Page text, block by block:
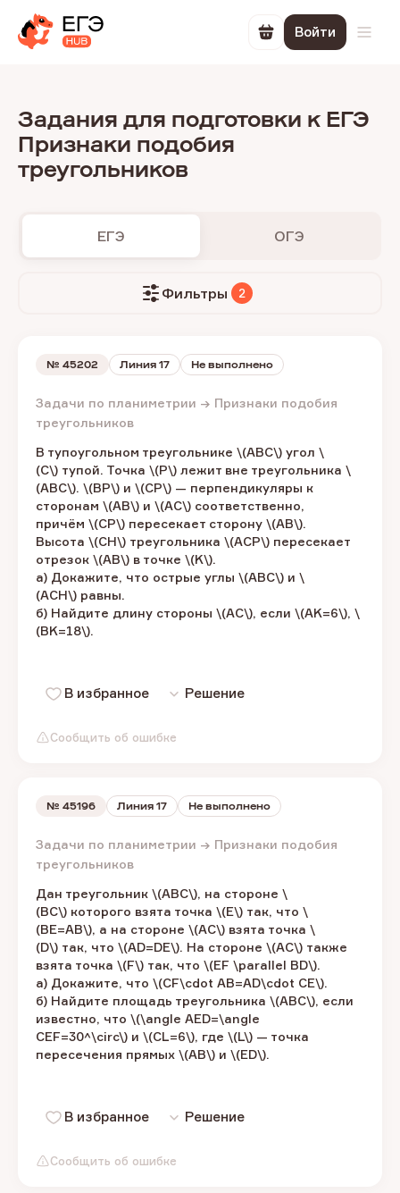
Перейти в
Войти
Задания для подготовки к ЕГЭ
Признаки подобия
треугольников
ЕГЭ ОГЭ
Фильтры 2
№ 45202 Линия 17 Не выполнено
Сообщить об ошибке
Задачи по планиметрии → Признаки подобия
треугольников
В тупоугольном треугольнике \(ABC\) угол \
(C\) тупой. Точка \(P\) лежит вне треугольника \
(ABC\). \(BP\) и \(CP\) — перпендикуляры к
сторонам \(AB\) и \(AC\) соответственно,
причём \(CP\) пересекает сторону \(AB\).
Высота \(CH\) треугольника \(ACP\) пересекает
отрезок \(AB\) в точке \(K\).
а) Докажите, что острые углы \(ABC\) и \
(ACH\) равны.
б) Найдите длину стороны \(AC\), если \(AK=6\), \
(BK=18\).
В избранное Решение
№ 45196 Линия 17 Не выполнено
Сообщить об ошибке
Задачи по планиметрии → Признаки подобия
треугольников
Дан треугольник \(ABC\), на стороне \
(BC\) которого взята точка \(E\) так, что \
(BE=AB\), а на стороне \(AC\) взята точка \
(D\) так, что \(AD=DE\). На стороне \(AC\) также
взята точка \(F\) так, что \(EF \parallel BD\).
а) Докажите, что \(CF\cdot AB=AD\cdot CE\).
б) Найдите площадь треугольника \(ABC\), если
известно, что \(\angle AED=\angle
CEF=30^\circ\) и \(CL=6\), где \(L\) — точка
пересечения прямых \(AB\) и \(ED\).
В избранное Решение